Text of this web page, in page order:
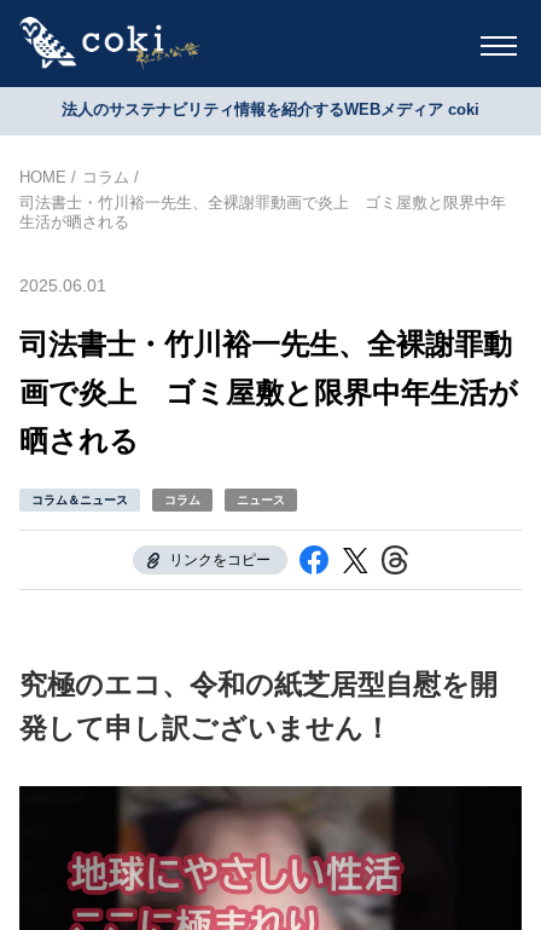
法人のサステナビリティ情報を紹介するWEBメディア coki
HOME
コラム
司法書士・竹川裕一先生、全裸謝罪動画で炎上 ゴミ屋敷と限界中年
生活が晒される
2025.06.01
司法書士・竹川裕一先生、全裸謝罪動
画で炎上 ゴミ屋敷と限界中年生活が
晒される
コラム＆ニュース コラム ニュース
リンクをコピー
究極のエコ、令和の紙芝居型自慰を開
発して申し訳ございません！